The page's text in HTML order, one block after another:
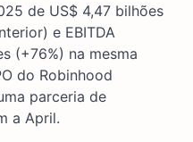
de US$ 4,47 bilhões
e EBITDA
(+76%) na mesma
do Robinhood
parceria de
a April.